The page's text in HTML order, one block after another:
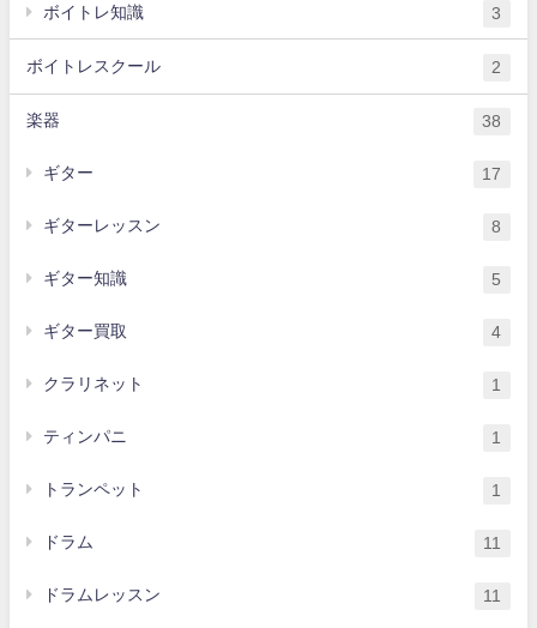
ボイトレ知識 3
ボイトレスクール 2
楽器 38
ギター 17
ギターレッスン 8
ギター知識 5
ギター買取 4
クラリネット 1
ティンパニ 1
トランペット 1
ドラム 11
ドラムレッスン 11